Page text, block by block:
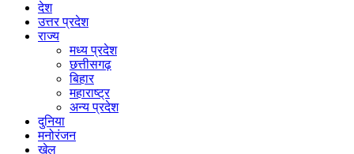
देश
उत्तर प्रदेश
राज्य
मध्य प्रदेश
छत्तीसगढ़
बिहार
महाराष्ट्र
अन्य प्रदेश
दुनिया
मनोरंजन
खेल